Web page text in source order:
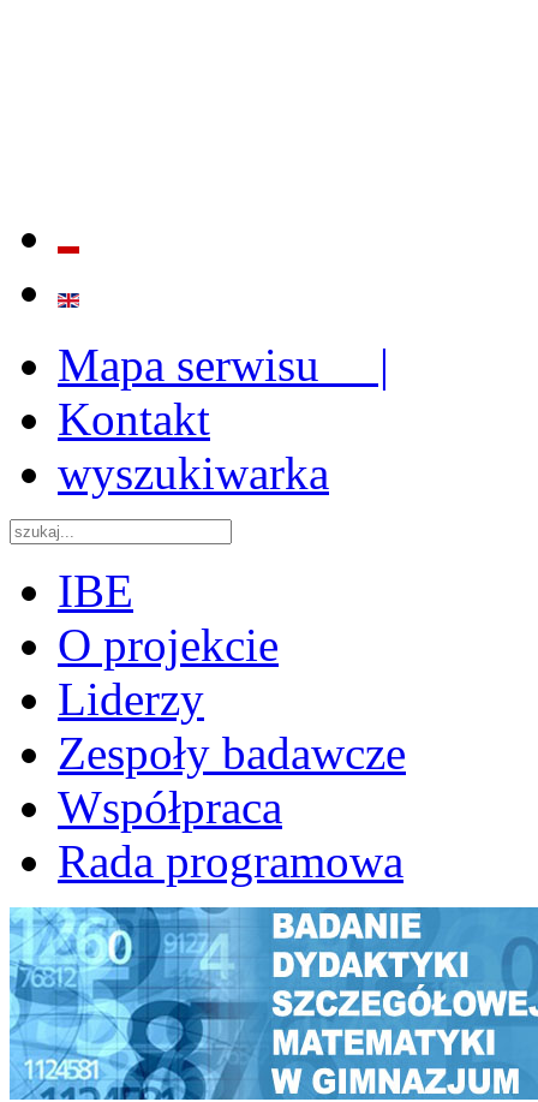
Mapa serwisu |
Kontakt
wyszukiwarka
IBE
O projekcie
Liderzy
Zespoły badawcze
Współpraca
Rada programowa